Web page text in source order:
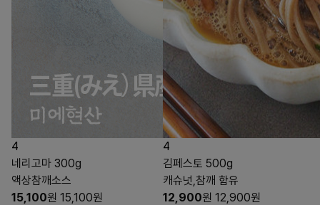
4
네리고마 300g
액상참깨소스
15,100원 15,100원
4
김페스토 500g
캐슈넛,참깨 함유
12,900원 12,900원